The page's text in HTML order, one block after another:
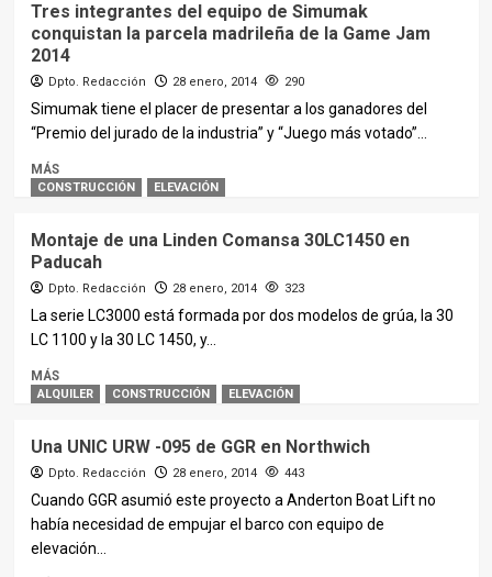
Tres integrantes del equipo de Simumak
conquistan la parcela madrileña de la Game Jam
2014
Dpto. Redacción 28 enero, 2014 290
Simumak tiene el placer de presentar a los ganadores del
“Premio del jurado de la industria” y “Juego más votado”...
MÁS
CONSTRUCCIÓN ELEVACIÓN
Montaje de una Linden Comansa 30LC1450 en
Paducah
Dpto. Redacción 28 enero, 2014 323
La serie LC3000 está formada por dos modelos de grúa, la 30
LC 1100 y la 30 LC 1450, y...
MÁS
ALQUILER CONSTRUCCIÓN ELEVACIÓN
Una UNIC URW -095 de GGR en Northwich
Dpto. Redacción 28 enero, 2014 443
Cuando GGR asumió este proyecto a Anderton Boat Lift no
había necesidad de empujar el barco con equipo de
elevación...